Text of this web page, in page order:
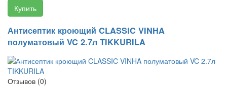
Купить
Антисептик кроющий CLASSIC VINHA
полуматовый VC 2.7л TIKKURILA
Отзывов (0)